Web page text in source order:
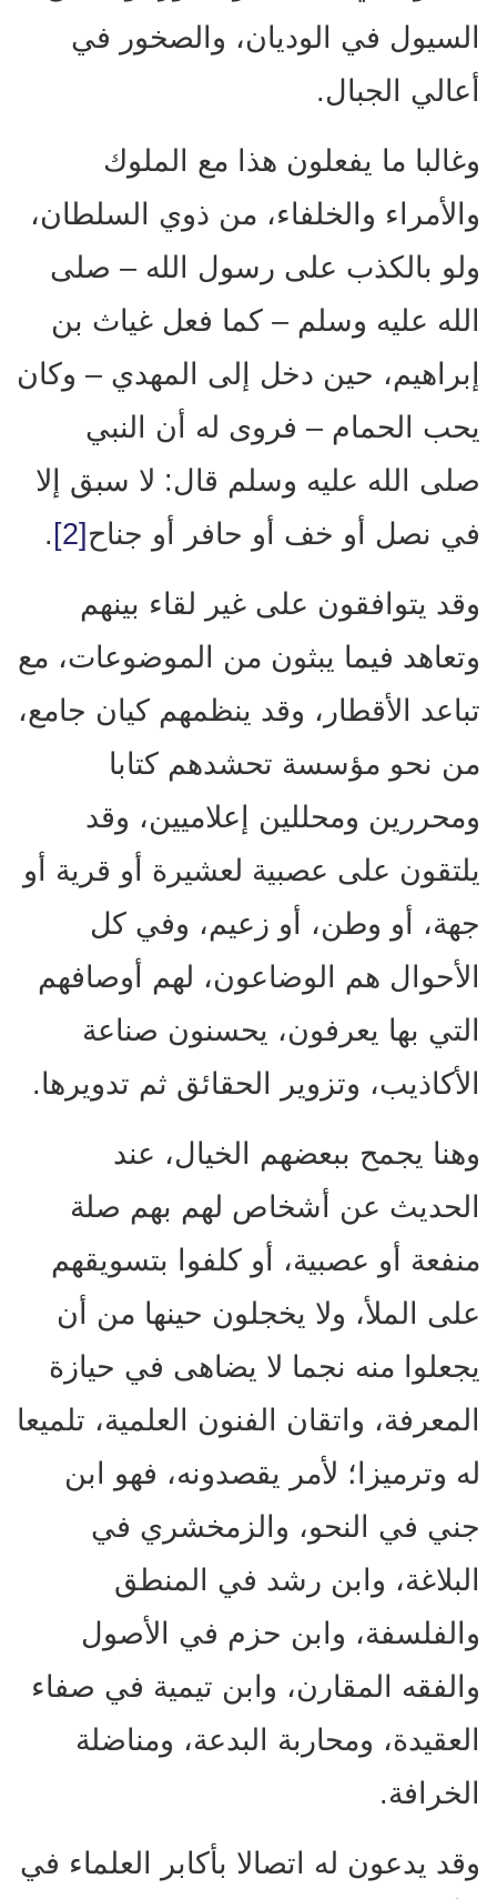
السيول في الوديان، والصخور في
أعالي الجبال.
وغالبا ما يفعلون هذا مع الملوك
والأمراء والخلفاء، من ذوي السلطان،
ولو بالكذب على رسول الله – صلى
الله عليه وسلم – كما فعل غياث بن
إبراهيم، حين دخل إلى المهدي – وكان
يحب الحمام – فروى له أن النبي
صلى الله عليه وسلم قال: لا سبق إلا
في نصل أو خف أو حافر أو جناح [2]
.
وقد يتوافقون على غير لقاء بينهم
وتعاهد فيما يبثون من الموضوعات، مع
تباعد الأقطار، وقد ينظمهم كيان جامع،
من نحو مؤسسة تحشدهم كتابا
ومحررين ومحللين إعلاميين، وقد
يلتقون على عصبية لعشيرة أو قرية أو
جهة، أو وطن، أو زعيم، وفي كل
الأحوال هم الوضاعون، لهم أوصافهم
التي بها يعرفون، يحسنون صناعة
الأكاذيب، وتزوير الحقائق ثم تدويرها.
وهنا يجمح ببعضهم الخيال، عند
الحديث عن أشخاص لهم بهم صلة
منفعة أو عصبية، أو كلفوا بتسويقهم
على الملأ، ولا يخجلون حينها من أن
يجعلوا منه نجما لا يضاهى في حيازة
المعرفة، واتقان الفنون العلمية، تلميعا
له وترميزا؛ لأمر يقصدونه، فهو ابن
جني في النحو، والزمخشري في
البلاغة، وابن رشد في المنطق
والفلسفة، وابن حزم في الأصول
والفقه المقارن، وابن تيمية في صفاء
العقيدة، ومحاربة البدعة، ومناضلة
الخرافة.
وقد يدعون له اتصالا بأكابر العلماء في